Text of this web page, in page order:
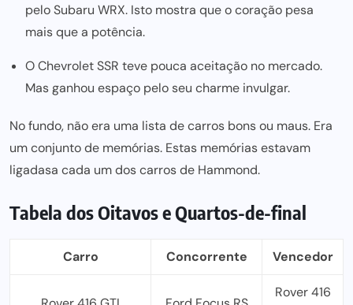
pelo Subaru WRX. Isto mostra que o coração pesa
mais que a potência.
O Chevrolet SSR teve pouca aceitação no mercado.
Mas ganhou espaço pelo seu charme invulgar.
No fundo, não era uma lista de carros bons ou maus. Era
um conjunto de memórias. Estas memórias estavam
ligadasa cada um dos carros de Hammond.
Tabela dos Oitavos e Quartos-de-final
Carro Concorrente Vencedor
Rover 416